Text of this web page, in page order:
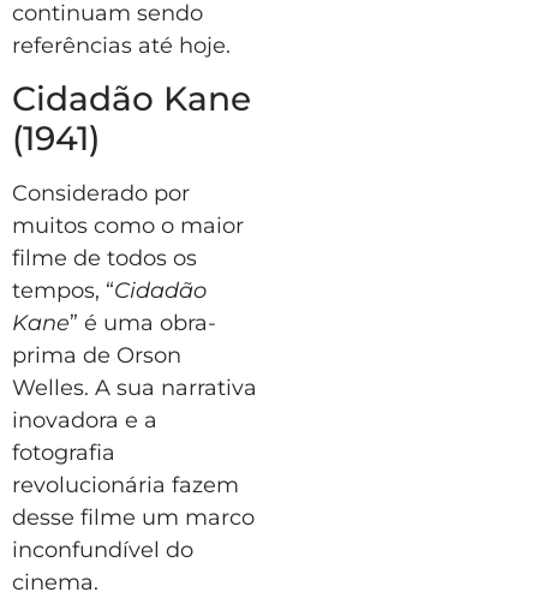
continuam sendo
referências até hoje.
Cidadão Kane
(1941)
Considerado por
muitos como o maior
filme de todos os
tempos, “Cidadão
Kane” é uma obra-
prima de Orson
Welles. A sua narrativa
inovadora e a
fotografia
revolucionária fazem
desse filme um marco
inconfundível do
cinema.